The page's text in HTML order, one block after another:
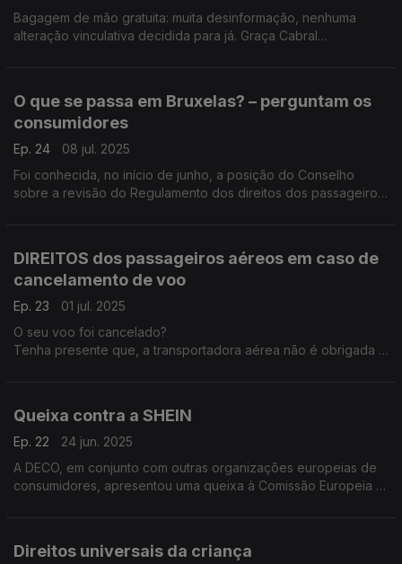
Bagagem de mão gratuita: muita desinformação, nenhuma
alteração vinculativa decidida para já. Graça Cabral
O que se passa em Bruxelas? – perguntam os
consumidores
Ep. 24
08 jul. 2025
Foi conhecida, no início de junho, a posição do Conselho
sobre a revisão do Regulamento dos direitos dos passageiros
DIREITOS dos passageiros aéreos em caso de
cancelamento de voo
Ep. 23
01 jul. 2025
O seu voo foi cancelado?
Tenha presente que, a transportadora aérea não é obrigada a
O seu voo foi cancelado?
Queixa contra a SHEIN
Ep. 22
24 jun. 2025
A DECO, em conjunto com outras organizações europeias de
consumidores, apresentou uma queixa à Comissão Europeia e
Direitos universais da criança